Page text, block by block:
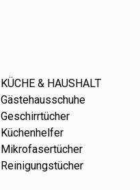
KÜCHE & HAUSHALT
Gästehausschuhe
Geschirrtücher
Küchenhelfer
Mikrofasertücher
Reinigungstücher